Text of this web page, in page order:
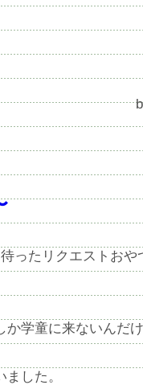
ったリクエストおや
か学童に来ないんだ
した。